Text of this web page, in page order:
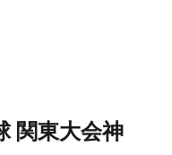
関東大会神